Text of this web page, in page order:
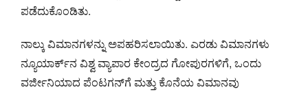
ಪಡೆದುಕೊಂಡಿತು.
ನಾಲ್ಕು ವಿಮಾನಗಳನ್ನು ಅಪಹರಿಸಲಾಯಿತು. ಎರಡು ವಿಮಾನಗಳು
ನ್ಯೂಯಾರ್ಕ್‌ನ ವಿಶ್ವ ವ್ಯಾಪಾರ ಕೇಂದ್ರದ ಗೋಪುರಗಳಿಗೆ, ಒಂದು
ವರ್ಜೀನಿಯಾದ ಪೆಂಟಗನ್‌ಗೆ ಮತ್ತು ಕೊನೆಯ ವಿಮಾನವು